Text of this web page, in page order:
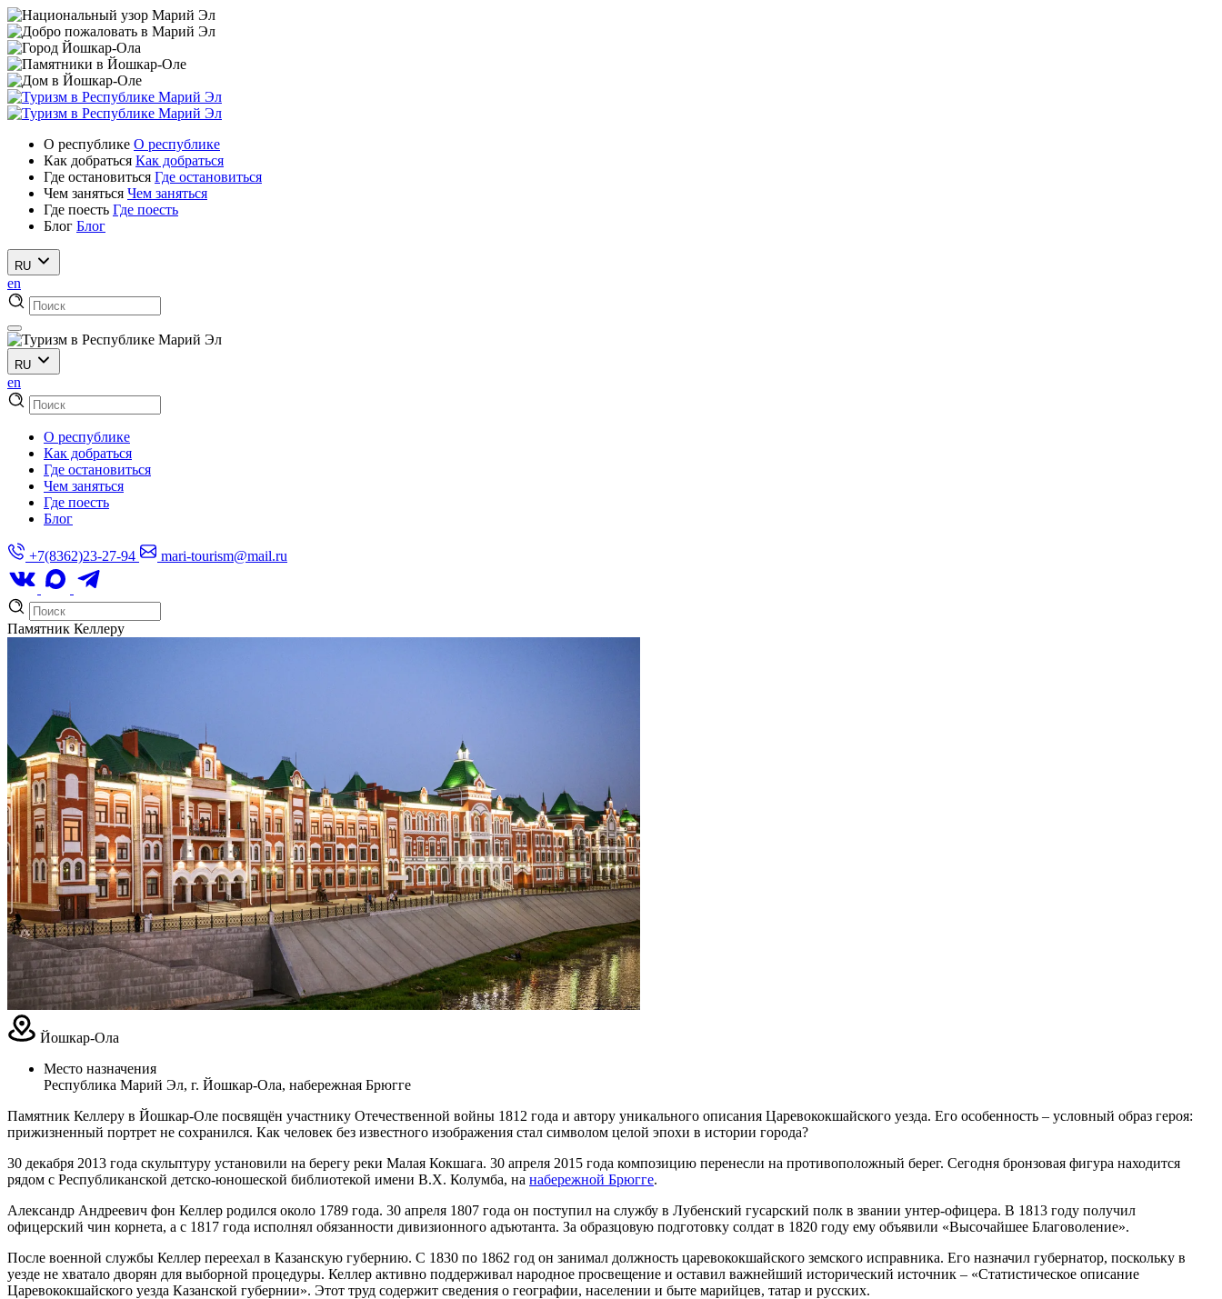
О республике О республике
Как добраться Как добраться
Где остановиться Где остановиться
Чем заняться Чем заняться
Где поесть Где поесть
Блог Блог
RU
en
RU
en
О республике
Как добраться
Где остановиться
Чем заняться
Где поесть
Блог
+7(8362)23-27-94 mari-tourism@mail.ru
Памятник Келлеру
Йошкар-Ола
Место назначения
Республика Марий Эл, г. Йошкар-Ола, набережная Брюгге
Памятник Келлеру в Йошкар-Оле посвящён участнику Отечественной войны 1812 года и автору уникального описания Царевококшайского уезда. Его особенность – условный образ героя:
прижизненный портрет не сохранился. Как человек без известного изображения стал символом целой эпохи в истории города?
30 декабря 2013 года скульптуру установили на берегу реки Малая Кокшага. 30 апреля 2015 года композицию перенесли на противоположный берег. Сегодня бронзовая фигура находится
рядом с Республиканской детско-юношеской библиотекой имени В.Х. Колумба, на набережной Брюгге.
Александр Андреевич фон Келлер родился около 1789 года. 30 апреля 1807 года он поступил на службу в Лубенский гусарский полк в звании унтер-офицера. В 1813 году получил
офицерский чин корнета, а с 1817 года исполнял обязанности дивизионного адъютанта. За образцовую подготовку солдат в 1820 году ему объявили «Высочайшее Благоволение».
После военной службы Келлер переехал в Казанскую губернию. С 1830 по 1862 год он занимал должность царевококшайского земского исправника. Его назначил губернатор, поскольку в
уезде не хватало дворян для выборной процедуры. Келлер активно поддерживал народное просвещение и оставил важнейший исторический источник – «Статистическое описание
Царевококшайского уезда Казанской губернии». Этот труд содержит сведения о географии, населении и быте марийцев, татар и русских.